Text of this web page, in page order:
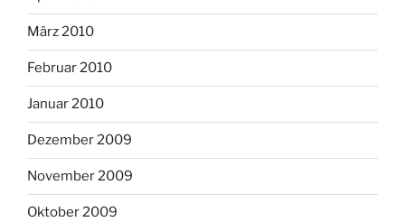
März 2010
Februar 2010
Januar 2010
Dezember 2009
November 2009
Oktober 2009